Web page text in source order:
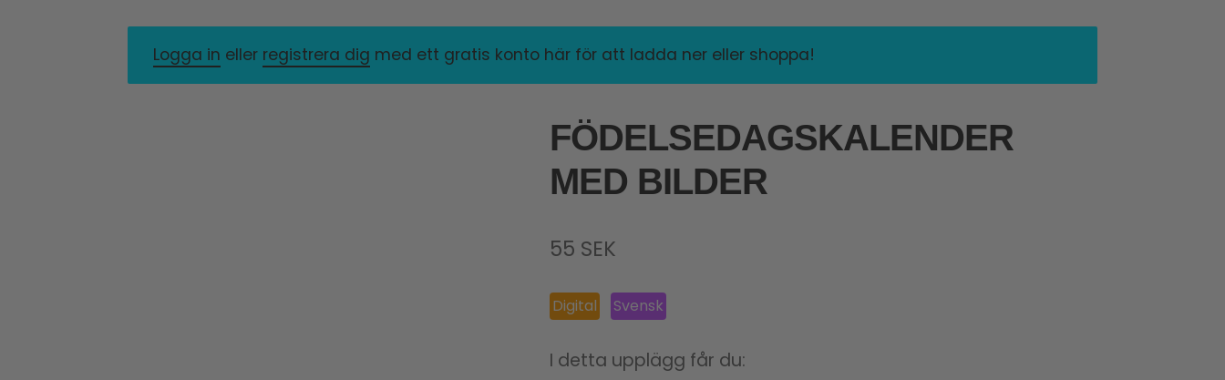
Logga in eller registrera dig med ett gratis konto här för att ladda ner eller shoppa!
FÖDELSEDAGSKALENDER
MED BILDER
55 SEK
Digital Svensk
I detta upplägg får du: